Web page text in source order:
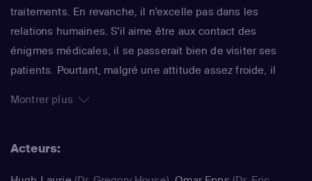
traitements. En revanche, il n'excelle pas dans les
relations humaines. S'il aime être aux contact des
énigmes médicales, il se passerait bien de visiter ses
patients. Pourtant, malgré une attitude assez froide, il
consulter. Plébiscitée dès la première saison, la série,
fictions les plus regardées au monde !
Montrer plus
Acteurs: